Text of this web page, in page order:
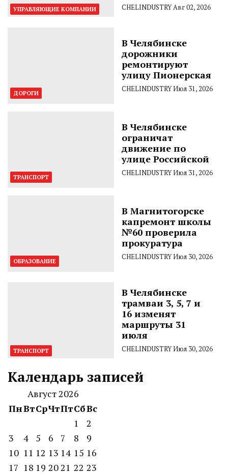
УПРАВЛЯЮЩИЕ КОМПАНИИ CHELINDUSTRYАвг 02, 2026
ДОРОГИ
В Челябинске
дорожники
ремонтируют
улицу Пионерская
CHELINDUSTRYИюл 31, 2026
ТРАНСПОРТ
В Челябинске
ограничат
движение по
улице Российской
CHELINDUSTRYИюл 31, 2026
ОБРАЗОВАНИЕ
В Магнитогорске
капремонт школы
№60 проверила
прокуратура
CHELINDUSTRYИюл 30, 2026
ТРАНСПОРТ
В Челябинске
трамваи 3, 5, 7 и
16 изменят
маршруты 31
июля
CHELINDUSTRYИюл 30, 2026
Календарь записей
Август 2026
ПнВтСрЧтПтСбВс
1
2
3
4 5 6 7 8
9
10 11 12 13 14 15 16
17 18 19 2021 22 23